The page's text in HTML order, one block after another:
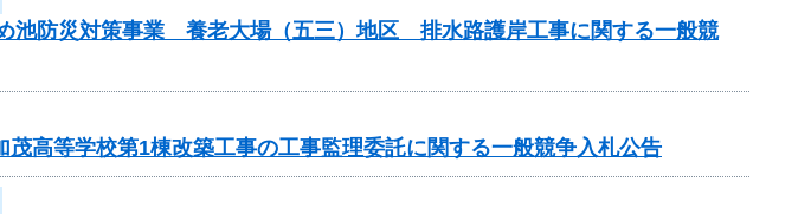
池防災対策事業 養老大場（五三）地区 排水路護岸工事に関する一般競
茂高等学校第1棟改築工事の工事監理委託に関する一般競争入札公告